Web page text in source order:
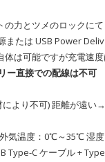
の力とツメのロックにて
または USB Power
は可能ですが充電速度
ー直接での配線は不可
により不可) 距離が遠
気温度：0℃～35℃ 湿度
C ケーブル +